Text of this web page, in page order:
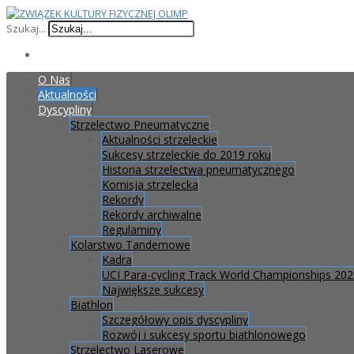
Szukaj...
O Nas
Aktualności
Dyscypliny
Strzelectwo Pneumatyczne
Aktualności strzeleckie
Sukcesy strzeleckie do 2019 roku
Historia strzelectwa pneumatycznego
Komisja strzelecka
Rekordy
Rekordy archiwalne
Regulaminy
Kolarstwo Tandemowe
Kadra
UCI Para-cycling Track World Championships
Największe sukcesy
Biathlon
Szczegółowy opis dyscypliny
Rozwój i sukcesy sportu biathlonowego
Strzelectwo Laserowe